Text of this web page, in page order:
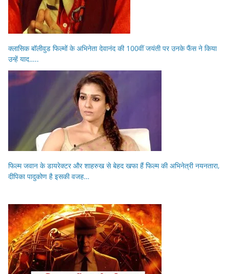
क्लासिक बॉलीवुड फिल्मों के अभिनेता देवानंद की 100वीं जयंती पर उनके फैंस ने किया
उन्हें याद…..
फिल्म जवान के डायरेक्टर और शाहरुख से बेहद खफा हैं फिल्म की अभिनेत्री नयनतारा,
दीपिका पादुकोण है इसकी वजह…